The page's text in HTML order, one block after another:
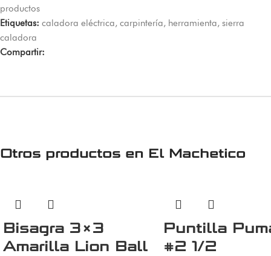
productos
Etiquetas: caladora eléctrica, carpintería, herramienta, sierra
caladora
Compartir:
Otros productos en El Machetico
Bisagra 3×3
Amarilla Lion Ball
Puntilla
#2 1/2